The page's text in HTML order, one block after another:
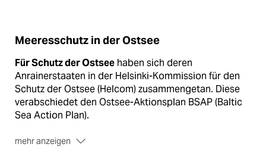
Meeresschutz in der Ostsee
Für Schutz der Ostsee haben sich deren
Anrainerstaaten in der Helsinki-Kommission für den
Schutz der Ostsee (Helcom) zusammengetan. Diese
verabschiedet den Ostsee-Aktionsplan BSAP (Baltic
Sea Action Plan).
mehr anzeigen